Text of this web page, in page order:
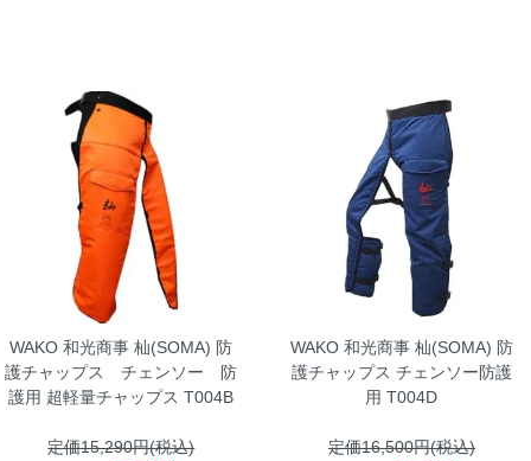
WAKO 和光商事 杣(SOMA) 防
護チャップス チェンソー 防
護用 超軽量チャップス T004B
定価15,290円(税込)
WAKO 和光商事 杣(SOMA) 防
護チャップス チェンソー防護
用 T004D
定価16,500円(税込)